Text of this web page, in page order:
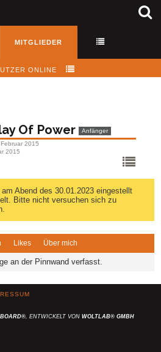
MITGLIEDER
ONLINE
Of Power
Anfänger
2015
2015
Abend des 30.01.2023 eingestellt
Bitte nicht versuchen sich zu
Likes Über mich
an der Pinnwand verfasst.
, ENTWICKELT VON WOLTLAB® GMBH